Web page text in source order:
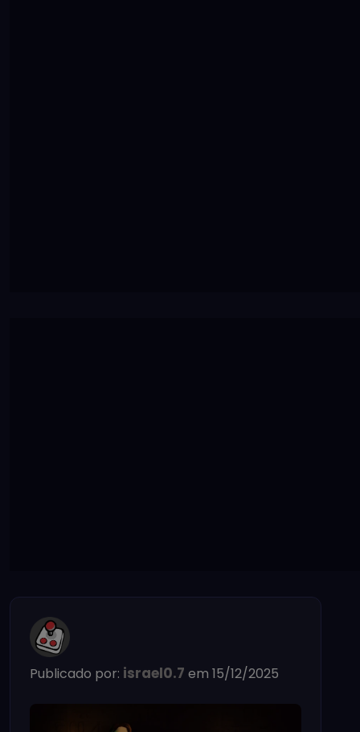
Publicado por: israel0.7 em 15/12/2025